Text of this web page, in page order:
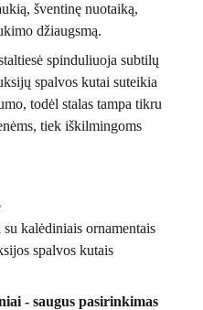
šventinę nuotaiką,
džiaugsmą.
spinduliuoja subtilų
spalvos kutai suteikia
todėl stalas tampa tikru
tiek iškilmingoms
kalėdiniais ornamentais
spalvos kutais
- saugus pasirinkimas